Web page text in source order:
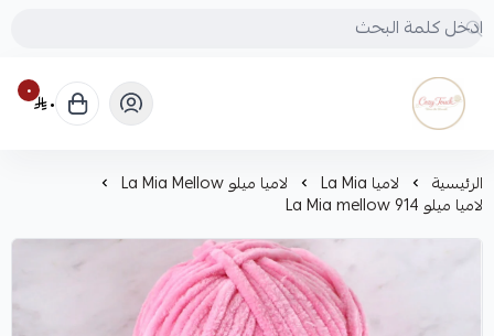
Cozy touch
٠ ٠
الرئيسية لاميا La Mia لاميا ميلو La Mia Mellow
لاميا ميلو La Mia mellow 914